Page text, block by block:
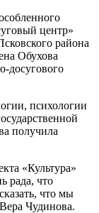
центр»
района
Обухова
досугового
психологии
получила
«Культура»
рада, что
что мы
Чудинова.